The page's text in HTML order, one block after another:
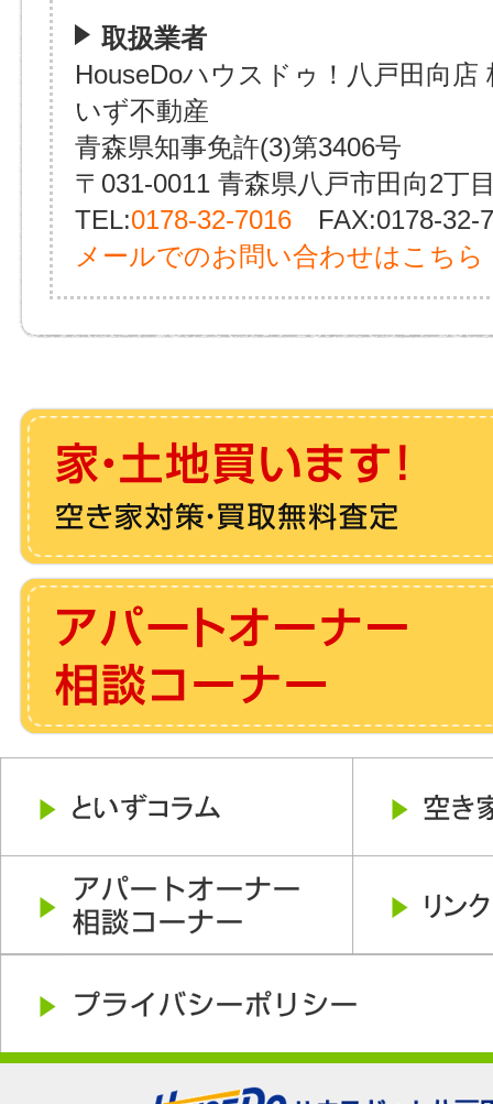
取扱業者
HouseDoハウスドゥ！八戸田向店
いず不動産
青森県知事免許(3)第3406号
〒031-0011 青森県八戸市田向2丁
TEL:0178-32-7016 FAX:0178-32-
メールでのお問い合わせはこちら